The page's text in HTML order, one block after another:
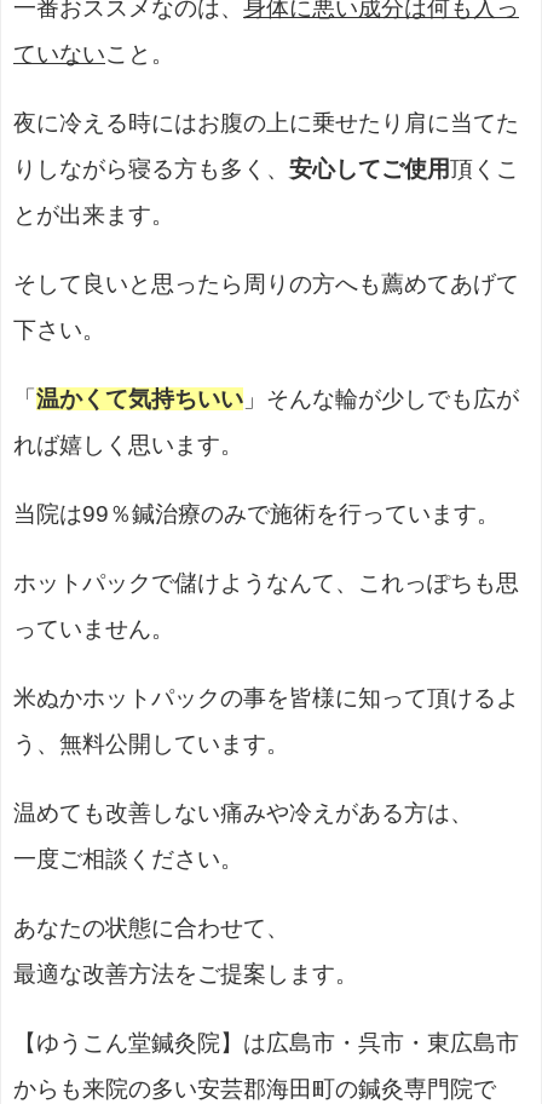
一番おススメなのは、 身体に悪い成分は何も入っ
ていないこと。
夜に冷える時にはお腹の上に乗せたり肩に当てた
りしながら寝る方も多く、 安心してご使用頂くこ
とが出来ます。
そして良いと思ったら周りの方へも薦めてあげて
下さい。
「 温かくて気持ちいい 」そんな輪が少しでも広が
れば嬉しく思います。
当院は99％鍼治療のみで施術を行っています。
ホットパックで儲けようなんて、これっぽちも思
っていません。
米ぬかホットパックの事を皆様に知って頂けるよ
う、無料公開しています。
温めても改善しない痛みや冷えがある方は、
一度ご相談ください。
あなたの状態に合わせて、
最適な改善方法をご提案します。
【ゆうこん堂鍼灸院】は広島市・呉市・東広島市
からも来院の多い安芸郡海田町の鍼灸専門院で